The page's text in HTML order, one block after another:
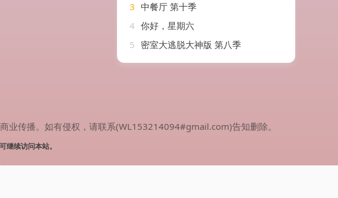
3 中餐厅 第十季
4 你好，星期六
5 密室大逃脱大神版 第八季
业传播。如有侵权，请联系(WL153214094#gmail.com)告知删除。
继续访问本站。